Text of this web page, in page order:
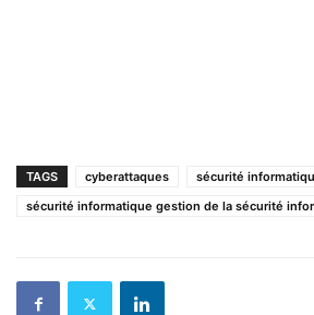
TAGS cyberattaques
sécurité
sécurité informatique gestion de la sécurité